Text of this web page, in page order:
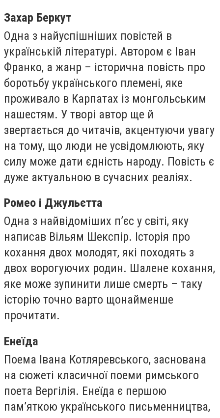
Захар Беркут
Одна з найуспішніших повістей в
українській літературі. Автором є Іван
Франко, а жанр – історична повість про
боротьбу українського племені, яке
проживало в Карпатах із монгольським
нашестям. У творі автор ще й
звертається до читачів, акцентуючи увагу
на тому, що люди не усвідомлюють, яку
силу може дати єдність народу. Повість є
дуже актуальною в сучасних реаліях.
Ромео і Джульєтта
Одна з найвідоміших п’єс у світі, яку
написав Вільям Шекспір. Історія про
кохання двох молодят, які походять з
двох ворогуючих родин. Шалене кохання,
яке може зупинити лише смерть – таку
історію точно варто щонайменше
прочитати.
Енеїда
Поема Івана Котляревського, заснована
на сюжеті класичної поеми римського
поета Вергілія. Енеїда є першою
пам’яткою українського письменництва,